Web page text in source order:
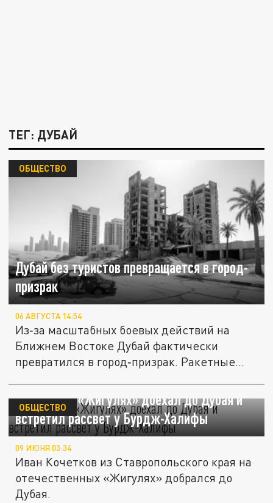
ТЕГ: ДУБАЙ
Дубай без туристов превращается в город-
призрак
ОБЩЕСТВО
06 АВГУСТА 14:54
Из‑за масштабных боевых действий на
Ближнем Востоке Дубай фактически
превратился в город‑призрак. Ракетные...
Русский на «Жигулях» доехал до Дубая и
встретил рассвет у Бурдж-Халифы
ОБЩЕСТВО
09 ИЮНЯ 03:34
Иван Кочетков из Ставропольского края на
отечественных «Жигулях» добрался до
Дубая.